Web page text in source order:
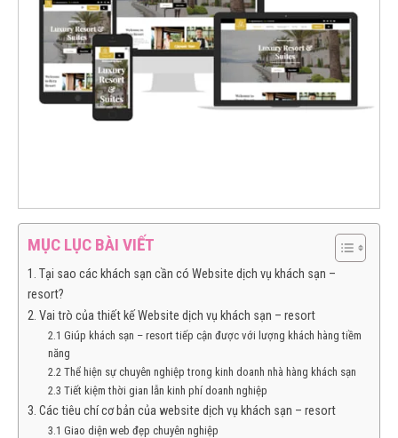
MỤC LỤC BÀI VIẾT
1. Tại sao các khách sạn cần có Website dịch vụ khách sạn –
resort?
2. Vai trò của thiết kế Website dịch vụ khách sạn – resort
2.1 Giúp khách sạn – resort tiếp cận được với lượng khách hàng tiềm
năng
2.2 Thể hiện sự chuyên nghiệp trong kinh doanh nhà hàng khách sạn
2.3 Tiết kiệm thời gian lẫn kinh phí doanh nghiệp
3. Các tiêu chí cơ bản của website dịch vụ khách sạn – resort
3.1 Giao diện web đẹp chuyên nghiệp